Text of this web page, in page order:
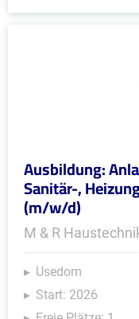
Ausbildung:
Sanitär-,
(m/w/d)
M & R
Usedom
Start: 2026